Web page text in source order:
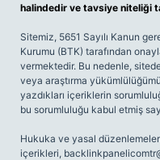
halindedir ve tavsiye niteliği
Sitemiz, 5651 Sayılı Kanun
Kurumu (BTK) tarafından
vermektedir. Bu nedenle,
veya araştırma
yazdıkları içeriklerin
bu sorumluluğu kabul etmiş
Hukuka ve yasal
içerikleri,